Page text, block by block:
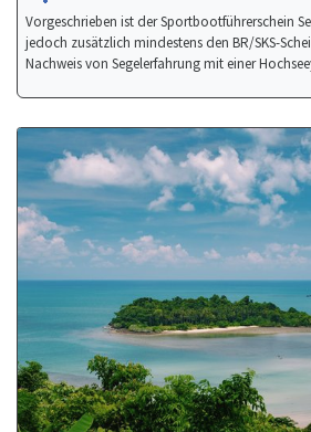
Vorgeschrieben ist der Sportbootführerschein
jedoch zusätzlich mindestens den BR/SKS-
Nachweis von Segelerfahrung mit einer